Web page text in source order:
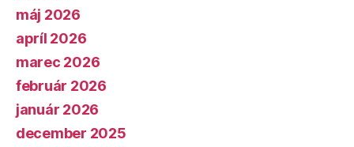
máj 2026
apríl 2026
marec 2026
február 2026
január 2026
december 2025